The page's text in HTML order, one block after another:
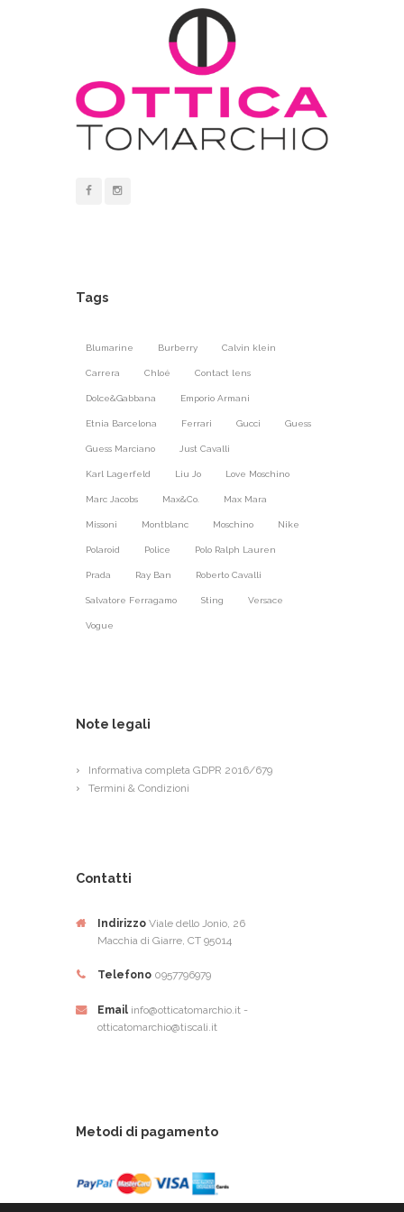
Tags
Blumarine Burberry Calvin klein
Carrera Chloé Contact lens
Dolce&Gabbana Emporio Armani
Etnia Barcelona Ferrari Gucci Guess
Guess Marciano Just Cavalli
Karl Lagerfeld Liu Jo Love Moschino
Marc Jacobs Max&Co. Max Mara
Missoni Montblanc Moschino Nike
Polaroid Police Polo Ralph Lauren
Prada Ray Ban Roberto Cavalli
Salvatore Ferragamo Sting Versace
Vogue
Note legali
Informativa completa GDPR 2016/679
Termini & Condizioni
Contatti
Indirizzo Viale dello Jonio, 26
Macchia di Giarre, CT 95014
Telefono 0957796979
Email info@otticatomarchio.it -
otticatomarchio@tiscali.it
Metodi di pagamento